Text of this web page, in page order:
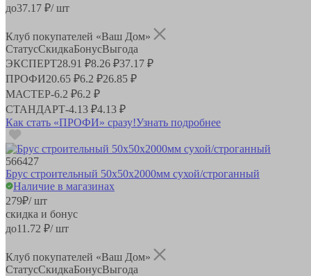
до37.17 ₽/ шт
Клуб покупателей «Ваш Дом»
СтатусСкидкаБонусВыгода
ЭКСПЕРТ28.91 ₽8.26 ₽37.17 ₽
ПРОФИ20.65 ₽6.2 ₽26.85 ₽
МАСТЕР-6.2 ₽6.2 ₽
СТАНДАРТ-4.13 ₽4.13 ₽
Как стать «ПРОФИ» сразу!Узнать подробнее
566427
Брус строительный 50х50х2000мм сухой/строганный
Наличие в магазинах
279₽/ шт
скидка и бонус
до11.72 ₽/ шт
Клуб покупателей «Ваш Дом»
СтатусСкидкаБонусВыгода